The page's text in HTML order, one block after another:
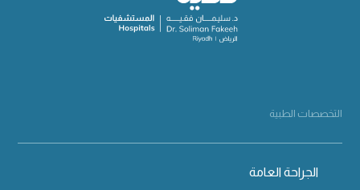
التخصصات الطبية
الجراحة العامة